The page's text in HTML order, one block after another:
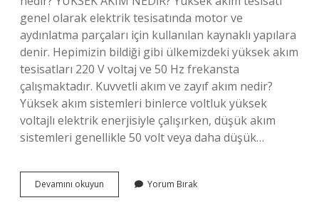
genel olarak elektrik tesisatında motor ve
aydınlatma parçaları için kullanılan kaynaklı yapılara
denir. Hepimizin bildiği gibi ülkemizdeki yüksek akım
tesisatları 220 V voltaj ve 50 Hz frekansta
çalışmaktadır. Kuvvetli akım ve zayıf akım nedir?
Yüksek akım sistemleri binlerce voltluk yüksek
voltajlı elektrik enerjisiyle çalışırken, düşük akım
sistemleri genellikle 50 volt veya daha düşük…
Devamını okuyun
Akım
Yorum Bırak